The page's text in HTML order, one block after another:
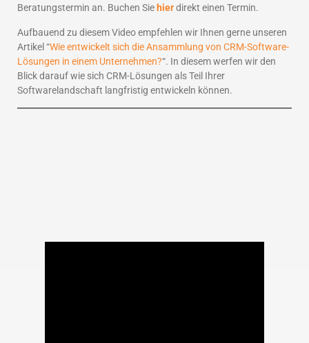
Beratungstermin an. Buchen Sie hierdirekt einen Termin.
Aufbauend zu diesem Video empfehlen wir Ihnen gerne unseren
Artikel “Wie entwickelt sich die Ansammlung von CRM-Software-
Lösungen in einem Unternehmen?“. In diesem werfen wir den
Blick darauf wie sich CRM-Lösungen als Teil Ihrer
Softwarelandschaft langfristig entwickeln können.